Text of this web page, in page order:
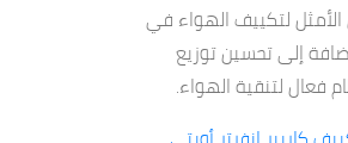
لتكييف الهواء في
إلى تحسين توزيع
لتنقية الهواء.